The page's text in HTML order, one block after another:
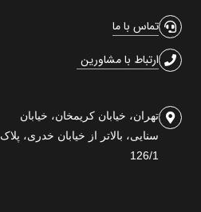
تماس با ما
ارتباط با مشاورین
تهران، خیابان کریمخان، خیابان
سنایی، بالاتر از خیابان خدری، پلاک
126/1